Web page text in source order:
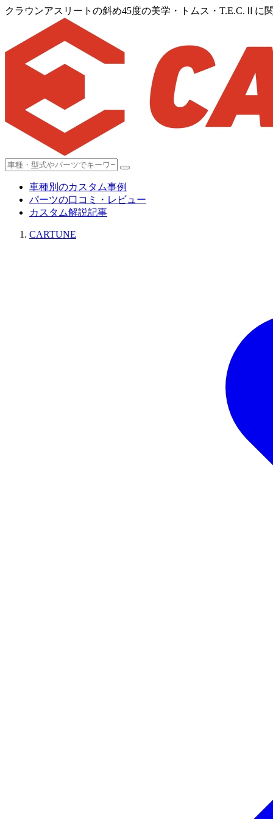
クラウンアスリートの斜め45度の美学・トムス・T.E.C.Ⅱに
車種別のカスタム事例
パーツの口コミ・レビュー
カスタム解説記事
CARTUNE